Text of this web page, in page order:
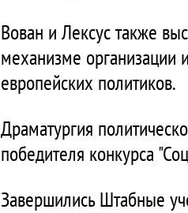
Вован и Лексус также
механизме организации
европейских политиков.
Драматургия
победителя конкурса
Завершились Штабные